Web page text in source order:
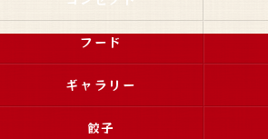
フード
ギャラリー
餃子